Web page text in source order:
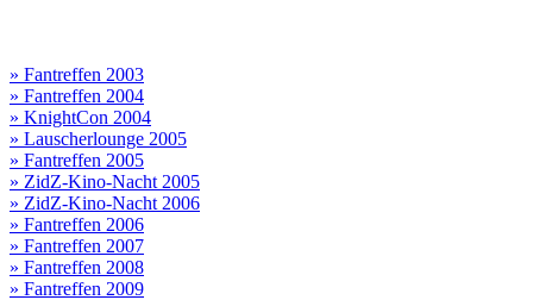
» Fantreffen 2003
» Fantreffen 2004
» KnightCon 2004
» Lauscherlounge 2005
» Fantreffen 2005
» ZidZ-Kino-Nacht 2005
» ZidZ-Kino-Nacht 2006
» Fantreffen 2006
» Fantreffen 2007
» Fantreffen 2008
» Fantreffen 2009